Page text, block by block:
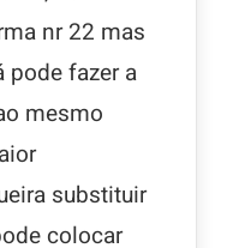
nr 22 mas
pode fazer a
mesmo
substituir
colocar